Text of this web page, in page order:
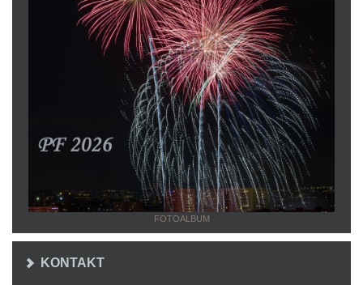
FOTOALBUM
KONTAKT